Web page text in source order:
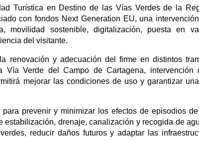
Turística en Destino de las Vías Verdes de la
con fondos Next Generation EU, una
movilidad sostenible, digitalización, puesta en
del visitante.
renovación y adecuación del firme en distintos
Verde del Campo de Cartagena, intervención
mejorar las condiciones de uso y garantizar
prevenir y minimizar los efectos de episodios
drenaje, canalización y recogida de
reducir daños futuros y adaptar las